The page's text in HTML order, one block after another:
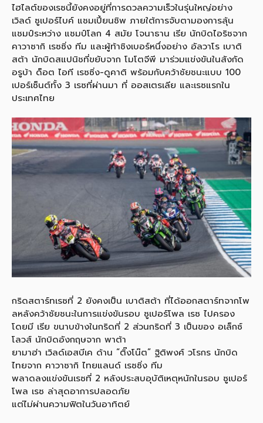
ไฮไลต์ของเรซนี้ยังคงอยู่ที่การดวลความเร็วในรุ่นใหญ่อย่าง
เวิลด์ ซูเปอร์ไบค์ แชมเปี้ยนชิพ ภายใต้การจับตามองการลุ้น
แชมป์ระหว่าง แชมป์โลก 4 สมัย โจนาธาน เรีย นักบิดไอริชจาก
คาวาซากิ เรซซิ่ง ทีม และผู้ท้าชิงเบอร์หนึ่งอย่าง อัลวาโร เบาติ
สต้า นักบิดสแปนิชที่ขยับจาก โมโตจีพี มาร่วมแข่งขันในสังกัด
อรูบ้า ด็อต ไอที เรซซิ่ง-ดูคาติ พร้อมกับคว้าชัยชนะแบบ 100
เปอร์เซ็นต์ทั้ง 3 เรซที่ผ่านมา ที่ ออสเตรเลีย และเรซแรกใน
ประเทศไทย
กริดสตาร์ทเรซที่ 2 ยังคงเป็น เบาติสต้า ที่ได้ออกสตาร์ทจากโพ
ลหลังคว้าชัยชนะในการแข่งขันรอบ ซูเปอร์โพล เรซ ไปครอง
โดยมี เรีย ขนาบข้างในกริดที่ 2 ส่วนกริดที่ 3 เป็นของ อเล็กซ์
โลวส์ นักบิดอังกฤษจาก พาต้า
ยามาฮ่า เวิลด์เอสบีเค ด้าน “ติ๊งโน๊ต” ฐิติพงศ์ วโรกร นักบิด
ไทยจาก คาวาซากิ ไทยแลนด์ เรซซิ่ง ทีม
พลาดลงแข่งขันเรซที่ 2 หลังประสบอุบัติเหตุหนักในรอบ ซูเปอร์
โพล เรซ ล่าสุดอาการปลอดภัย
แต่ไม่ผ่านความฟิตในวันอาทิตย์